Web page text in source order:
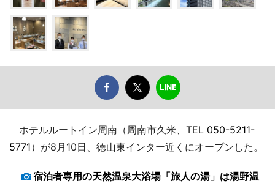
ホテルルートイン周南（周南市久米、TEL 050-5211-
5771）が8月10日、徳山東インター近くにオープンした。
宿泊者専用の天然温泉大浴場「旅人の湯」は湯野温